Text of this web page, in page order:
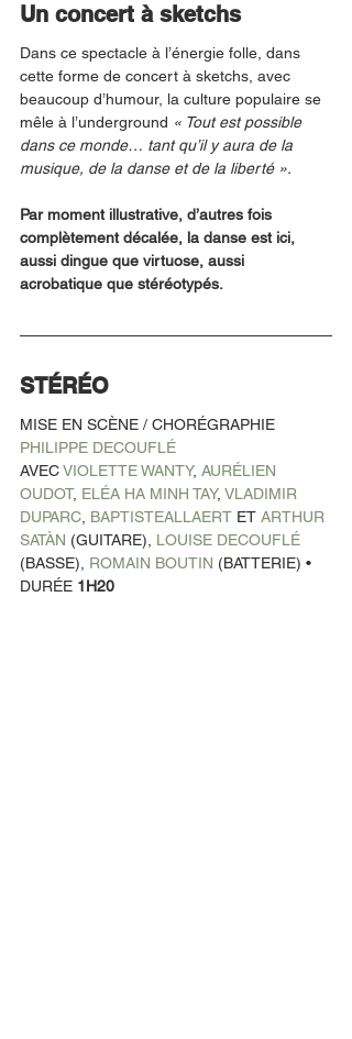
Un concert à sketchs
Dans ce spectacle à l’énergie folle, dans
cette forme de concert à sketchs, avec
beaucoup d’humour, la culture populaire se
mêle à l’underground « Tout est possible
dans ce monde… tant qu’il y aura de la
musique, de la danse et de la liberté ».
Par moment illustrative, d’autres fois
complètement décalée, la danse est ici,
aussi dingue que virtuose, aussi
acrobatique que stéréotypés.
STÉRÉO
MISE EN SCÈNE / CHORÉGRAPHIE
PHILIPPE DECOUFLÉ
AVEC VIOLETTE WANTY, AURÉLIEN
OUDOT, ELÉA HA MINH TAY, VLADIMIR
DUPARC BAPTISTEALLAERT ET ARTHUR
SATÀN (GUITARE), LOUISE DECOUFLÉ
(BASSE), ROMAIN BOUTIN (BATTERIE) •
DURÉE 1H20